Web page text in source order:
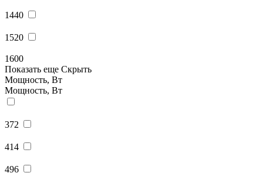
1440
1520
1600
Показать еще Скрыть
Мощность, Вт
Мощность, Вт
372
414
496